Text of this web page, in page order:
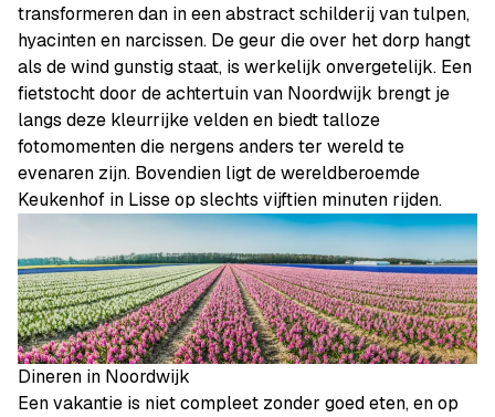
transformeren dan in een abstract schilderij van tulpen,
hyacinten en narcissen. De geur die over het dorp hangt
als de wind gunstig staat, is werkelijk onvergetelijk. Een
fietstocht door de achtertuin van Noordwijk brengt je
langs deze kleurrijke velden en biedt talloze
fotomomenten die nergens anders ter wereld te
evenaren zijn. Bovendien ligt de wereldberoemde
Keukenhof in Lisse op slechts vijftien minuten rijden.
Dineren in Noordwijk
Een vakantie is niet compleet zonder goed eten, en op